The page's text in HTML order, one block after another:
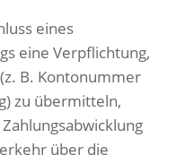
eines
eine Verpflichtung,
(z. B. Kontonummer
zu übermitteln,
über die